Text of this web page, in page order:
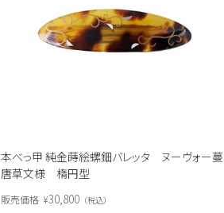
本べっ甲 純金蒔絵螺鈿バレッタ ヌーヴォー蔓
唐草文様 楕円型
販売価格 ¥30,800 税込